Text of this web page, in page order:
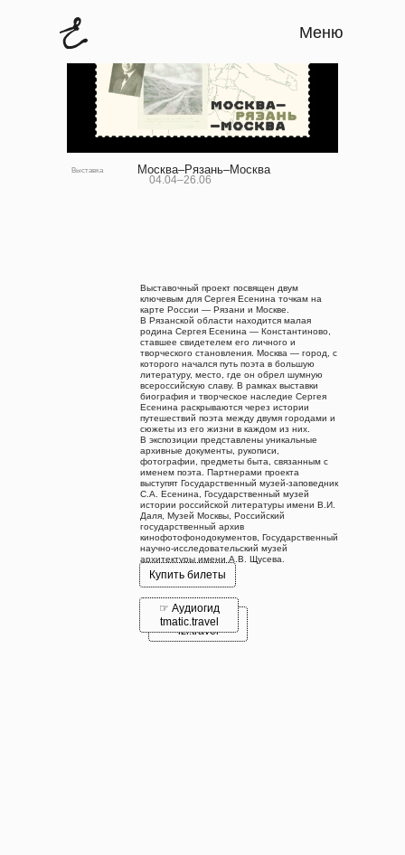
Меню
Выставочный проект посвящен двум
ключевым для Сергея Есенина точкам на
карте России — Рязани и Москве.
В Рязанской области находится малая
родина Сергея Есенина — Константиново,
ставшее свидетелем его личного и
творческого становления. Москва — город, с
которого начался путь поэта в большую
литературу, место, где он обрел шумную
всероссийскую славу. В рамках выставки
биография и творческое наследие Сергея
Есенина раскрываются через истории
путешествий поэта между двумя городами и
сюжеты из его жизни в каждом из них.
В экспозиции представлены уникальные
архивные документы, рукописи,
фотографии, предметы быта, связанным с
именем поэта. Партнерами проекта
выступят Государственный музей-заповедник
С.А. Есенина, Государственный музей
истории российской литературы имени В.И.
Даля, Музей Москвы, Российский
государственный архив
кинофотофонодокументов, Государственный
научно-исследовательский музей
архитектуры имени А.В. Щусева.
04.04–26.06
Москва–Рязань–Москва
Выставка
Купить билеты
☞ Аудиогид
izi.travel
☞ Аудиогид
tmatic.travel